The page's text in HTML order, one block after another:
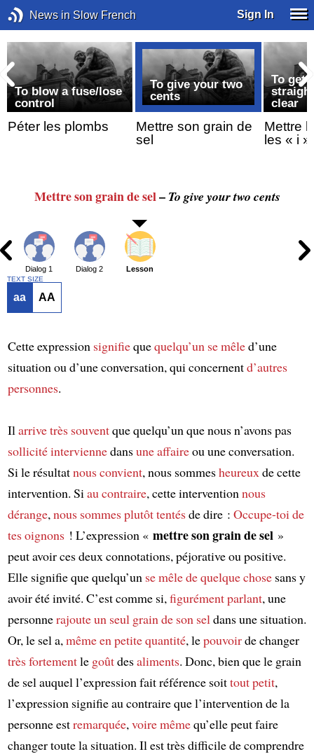
News in Slow French Sign In
To blow a fuse/lose
control
Péter les plombs
To give your two
cents
Mettre son grain de
sel
To get
clear
Mettre
les « i »
Mettre son grain de sel– To give your two cents
Dialog 1 Dialog 2 Lesson
TEXT SIZE
aa AA
Cette expression signifiequequelqu’un se mêled’une
situation ou d’une conversation, qui concernentd’autres
personnes.
Il arrivetrès souventque quelqu’un que nous n’avons pas
sollicitéinterviennedansune affaireou une conversation.
Si le résultatnous convient, nous sommesheureux de cette
intervention. Si au contraire, cette intervention nous
dérange, nous sommes plutôt tentésde dire : Occupe-toi de
tes oignons! L’expression « mettre son grain de sel »
peut avoir ces deux connotations, péjorative ou positive.
Elle signifie que quelqu’un se mêle de quelque chosesans y
avoir été invité. C’est comme si, figurément parlant, une
personnerajouteun seul grain de son sel dans une situation.
Or, le sel a, même en petite quantité, lepouvoirde changer
très fortementle goûtdesaliments. Donc, bien que le grain
de sel auquel l’expression fait référence soittout petit,
l’expression signifie au contraire que l’intervention de la
personne estremarquée, voire mêmequ’elle peut faire
changer toute la situation. Il est très difficile de comprendre